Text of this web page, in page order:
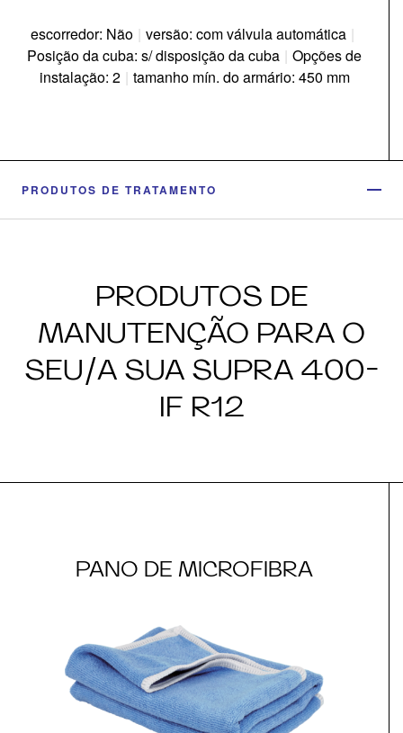
escorredor: Não | versão: com válvula automática |
Posição da cuba: s/ disposição da cuba | Opções de
instalação: 2 | tamanho mín. do armário: 450 mm
PRODUTOS DE TRATAMENTO
PRODUTOS DE
MANUTENÇÃO PARA O
SEU/A SUA SUPRA 400-
IF R12
PANO DE MICROFIBRA